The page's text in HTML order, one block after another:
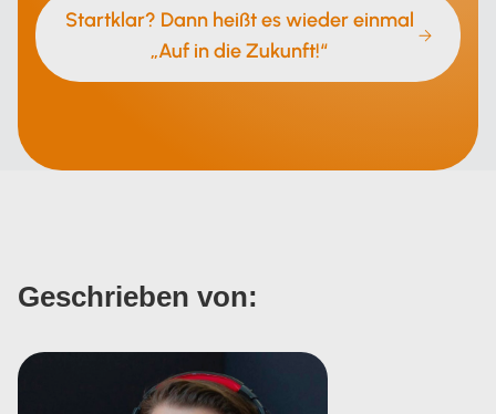
Startklar? Dann heißt es wieder einmal
„Auf in die Zukunft!“
Geschrieben von: